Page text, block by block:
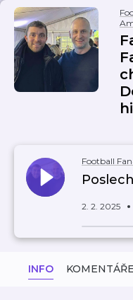
Football
2. 2. 2025
INFO KOMENTÁŘE